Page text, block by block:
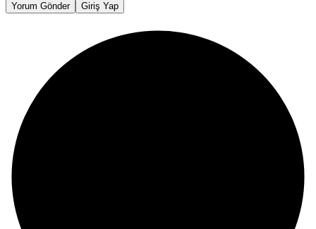
Yorum Gönder Giriş Yap